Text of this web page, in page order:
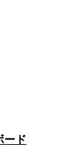
ード